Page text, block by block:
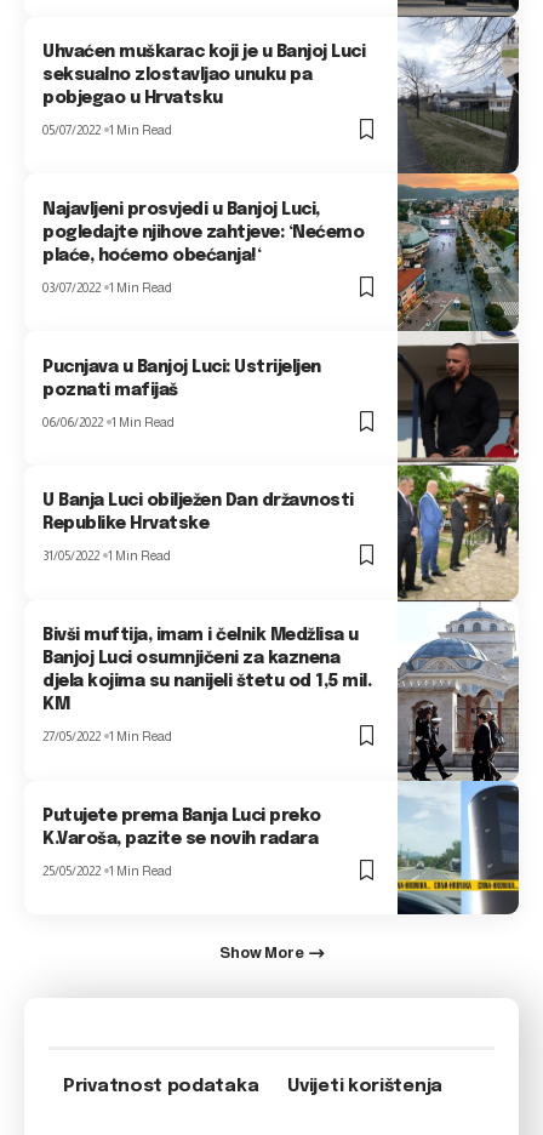
Uhvaćen muškarac koji je u Banjoj Luci
seksualno zlostavljao unuku pa
pobjegao u Hrvatsku
05/07/2022 1 Min Read
Najavljeni prosvjedi u Banjoj Luci,
pogledajte njihove zahtjeve: ‘Nećemo
plaće, hoćemo obećanja!‘
03/07/2022 1 Min Read
Pucnjava u Banjoj Luci: Ustrijeljen
poznati mafijaš
06/06/2022 1 Min Read
U Banja Luci obilježen Dan državnosti
Republike Hrvatske
31/05/2022 1 Min Read
Bivši muftija, imam i čelnik Medžlisa u
Banjoj Luci osumnjičeni za kaznena
djela kojima su nanijeli štetu od 1,5 mil.
KM
27/05/2022 1 Min Read
Putujete prema Banja Luci preko
K.Varoša, pazite se novih radara
25/05/2022 1 Min Read
Show More
Privatnost podataka Uvijeti korištenja